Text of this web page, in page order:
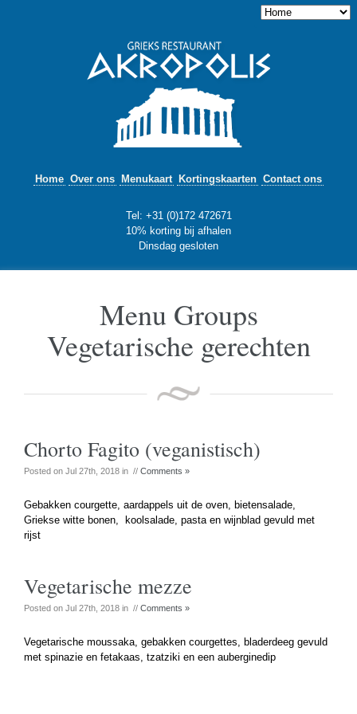
Home Over ons Menukaart Kortingskaarten Contact ons
Tel: +31 (0)172 472671
10% korting bij afhalen
Dinsdag gesloten
Menu Groups
Vegetarische gerechten
Chorto Fagito (veganistisch)
Posted on Jul 27th, 2018 in // Comments »
Gebakken courgette, aardappels uit de oven, bietensalade,
Griekse witte bonen, koolsalade, pasta en wijnblad gevuld met
rijst
Vegetarische mezze
Posted on Jul 27th, 2018 in // Comments »
Vegetarische moussaka, gebakken courgettes, bladerdeeg gevuld
met spinazie en fetakaas, tzatziki en een auberginedip